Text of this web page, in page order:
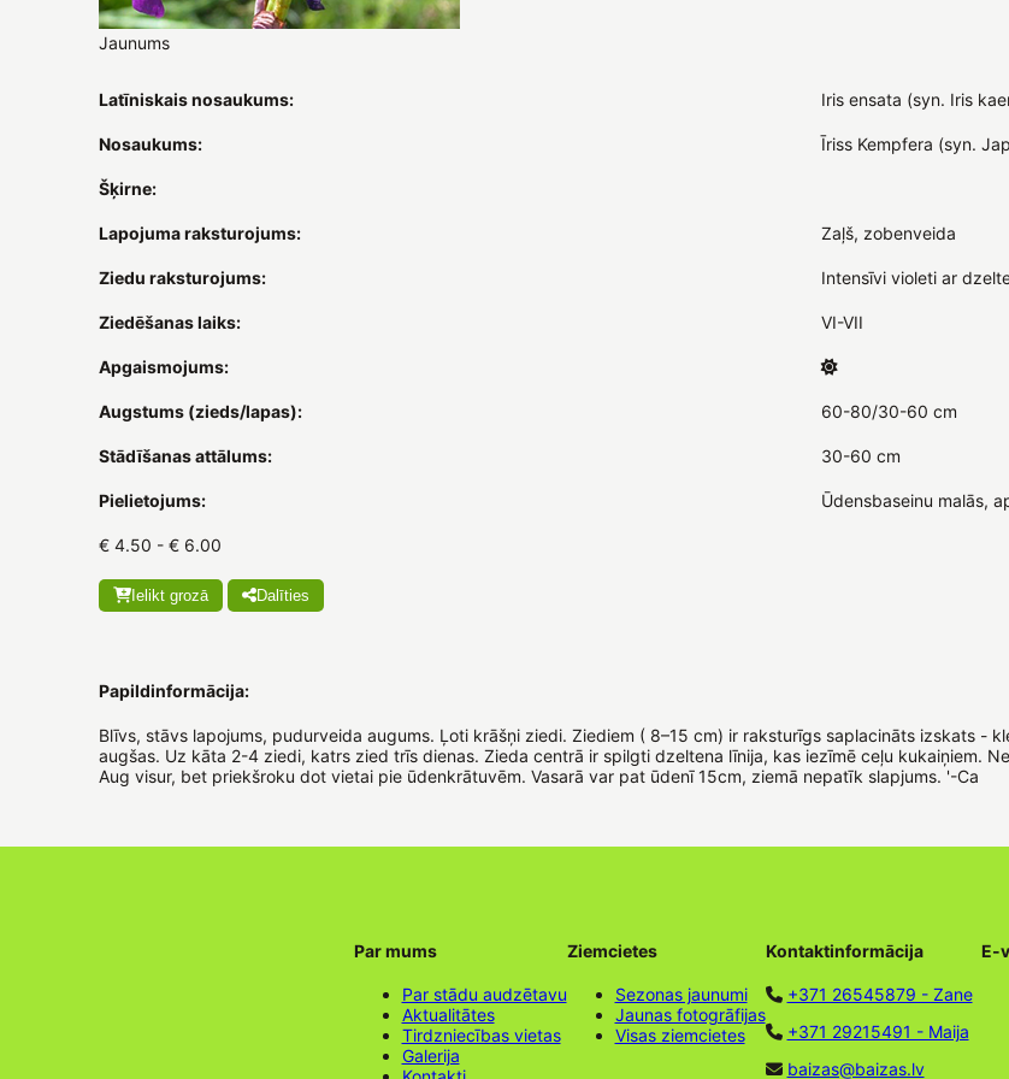
Jaunums
Latīniskais nosaukums: Iris ensata (syn. Iris
Nosaukums: Īriss Kempfera (syn.
Šķirne:
Lapojuma raksturojums: Zaļš, zobenveida
Ziedu raksturojums: Intensīvi violeti ar
Ziedēšanas laiks: VI-VII
Apgaismojums:
Augstums (zieds/lapas): 60-80/30-60 cm
Stādīšanas attālums: 30-60 cm
Pielietojums: Ūdensbaseinu malās,
€ 4.50 - € 6.00
Ielikt grozā Dalīties
Papildinformācija:
Blīvs, stāvs lapojums, pudurveida augums. Ļoti krāšņi ziedi. Ziediem ( 8–15 cm) ir raksturīgs saplacināts izskats
augšas. Uz kāta 2-4 ziedi, katrs zied trīs dienas. Zieda centrā ir spilgti dzeltena līnija, kas iezīmē ceļu kukaiņiem.
Aug visur, bet priekšroku dot vietai pie ūdenkrātuvēm. Vasarā var pat ūdenī 15cm, ziemā nepatīk slapjums. '-Ca
Par mums
Par stādu audzētavu
Aktualitātes
Tirdzniecības vietas
Galerija
Ziemcietes
Sezonas jaunumi
Jaunas fotogrāfijas
Visas ziemcietes
Kontaktinformācija
+371 26545879 - Zane
+371 29215491 - Maija
baizas@baizas.lv
E-